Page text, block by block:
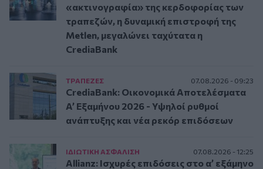
«ακτινογραφία» της κερδοφορίας των
τραπεζών, η δυναμική επιστροφή της
Metlen, μεγαλώνει ταχύτατα η
CrediaBank
ΤΡAΠΕΖΕΣ 07.08.2026 - 09:23
CrediaBank: Οικονομικά Αποτελέσματα
A’ Εξαμήνου 2026 - Υψηλοί ρυθμοί
ανάπτυξης και νέα ρεκόρ επιδόσεων
ΙΔΙΩΤΙΚΗ ΑΣΦAΛΙΣΗ 07.08.2026 - 12:25
Allianz: Ισχυρές επιδόσεις στο α’ εξάμηνο